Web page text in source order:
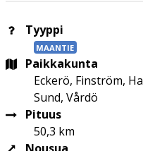
Tyyppi
MAANTIE
Paikkakunta
Eckerö, Finström,
Sund, Vårdö
Pituus
50,3 km